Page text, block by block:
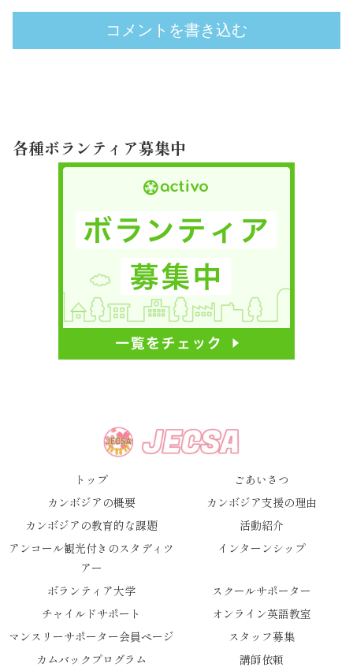
コメントを書き込む
各種ボランティア募集中
トップ
ごあいさつ
カンボジアの概要
カンボジア支援の理由
カンボジアの教育的な課題
活動紹介
アンコール観光付きのスタディツ
アー
インターンシップ
ボランティア大学
スクールサポーター
チャイルドサポート
オンライン英語教室
マンスリーサポーター会員ページ
スタッフ募集
カムバックプログラム
講師依頼